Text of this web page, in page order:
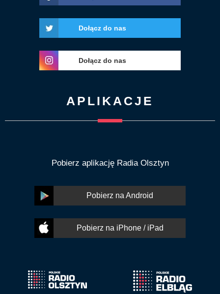
Dołącz do nas
Dołącz do nas
APLIKACJE
Pobierz aplikację Radia Olsztyn
Pobierz na Android
Pobierz na iPhone / iPad